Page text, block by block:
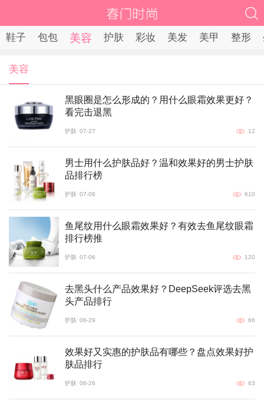
鞋子 包包 美容 护肤 彩妆 美发 美甲 整形
美容
黑眼圈是怎么形成的？用什么眼霜效果更好？
看完击退黑
护肤 07-27 12
男士用什么护肤品好？温和效果好的男士护肤
品排行榜
护肤 07-08 610
鱼尾纹用什么眼霜效果好？有效去鱼尾纹眼霜
排行榜推
护肤 07-06 120
去黑头什么产品效果好？DeepSeek评选去黑
头产品排行
护肤 06-29 66
效果好又实惠的护肤品有哪些？盘点效果好护
肤品排行
护肤 06-26 63